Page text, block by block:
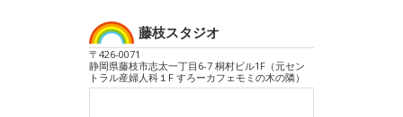
藤枝スタジオ
〒426-0071
静岡県藤枝市志太一丁目6-7 桐村ビル1F（元セン
トラル産婦人科１F すろーカフェモミの木の隣）